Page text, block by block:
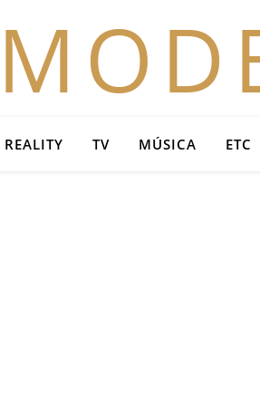
REALITY TV MÚSICA ETC